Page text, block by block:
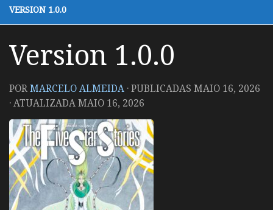
VERSION 1.0.0
Version 1.0.0
PORMARCELO ALMEIDA · PUBLICADAS MAIO 16, 2026
· ATUALIZADAMAIO 16, 2026